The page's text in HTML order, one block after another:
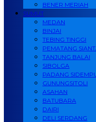
BENER MERIAH
SUMUT
MEDAN
BINJAI
TEBING TINGGI
PEMATANG
TANJUNG BALAI
SIBOLGA
PADANG
GUNUNGSITOLI
ASAHAN
BATUBARA
DAIRI
DELI SERDANG